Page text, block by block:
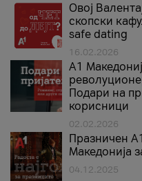
Овој
скопски
safe dating
16.02.2026
А1
Подари на
корисници
02.02.2026
Празничен
Македонија
04.12.2025